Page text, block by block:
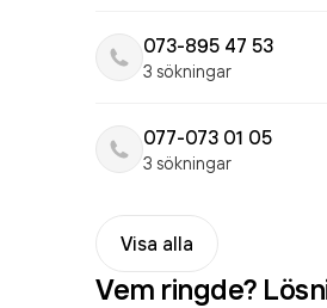
073-895 47 53
3 sökningar
077-073 01 05
3 sökningar
Visa alla
Vem ringde?